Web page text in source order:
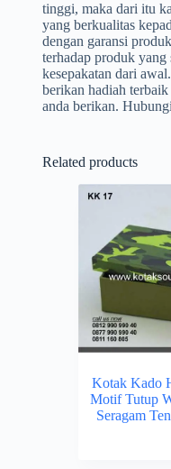
tinggi, maka dari itu
yang berkualitas
dengan garansi
terhadap produk yang
kesepakatan dari
berikan hadiah
anda berikan.
Related products
Kotak Kado
Motif Tutup
Seragam